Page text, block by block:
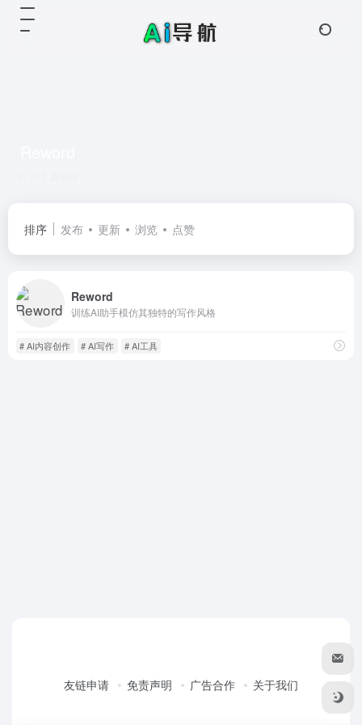
排序 发布 更新 浏览 点赞
Reword
训练AI助手模仿其独特的写作风格
# AI内容创作 # AI写作 # AI工具
友链申请 免责声明 广告合作 关于我们